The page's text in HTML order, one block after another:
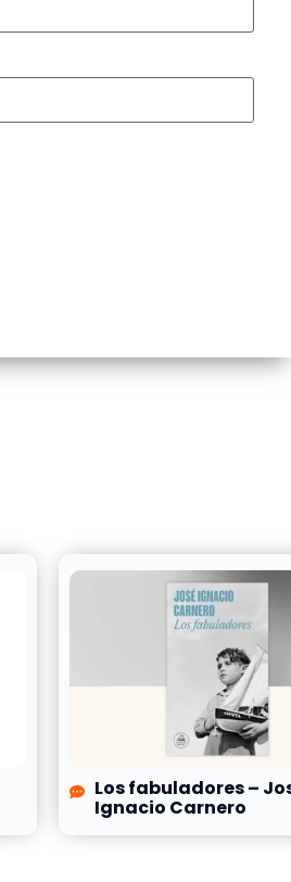
Los fabuladores –
Ignacio Carnero